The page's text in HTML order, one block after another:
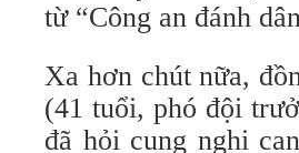
từ “Công an đánh
Xa hơn chút nữa,
(41 tuổi, phó đội
đã hỏi cung nghi